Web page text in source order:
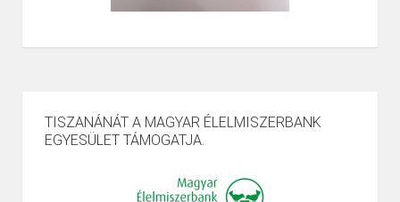
TISZANÁNÁT A MAGYAR ÉLELMISZERBANK
EGYESÜLET TÁMOGATJA.